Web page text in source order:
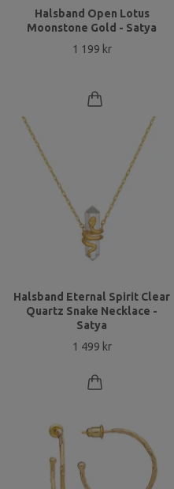
Halsband Open Lotus
Moonstone Gold - Satya
1 199 kr
Halsband Eternal Spirit Clear
Quartz Snake Necklace -
Satya
1 499 kr